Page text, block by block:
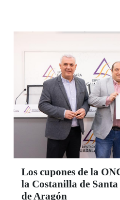
Los cupones de la
la Costanilla de
de Aragón